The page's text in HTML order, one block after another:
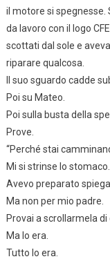
il motore si spegnesse.
da lavoro con il logo
scottati dal sole e
riparare qualcosa.
Il suo sguardo cadde
Poi su Mateo.
Poi sulla busta della
Prove.
“Perché stai
Mi si strinse lo stomaco.
Avevo preparato
Ma non per mio padre.
Provai a scrollarmela
Ma lo era.
Tutto lo era.